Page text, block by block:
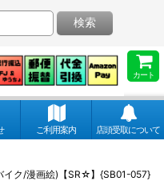
カート
検索
ご利用案内 店頭受取について
イク/漫画絵)【SR☆】{SB01-057}